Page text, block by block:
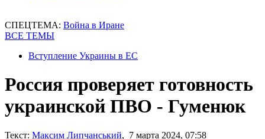
СПЕЦТЕМА: Война в Иране
ВСЕ ТЕМЫ
Вступление Украины в ЕС
Россия проверяет готовность
украинской ПВО - Гуменюк
Текст: Максим Липчанський, 7 марта 2024, 07:58